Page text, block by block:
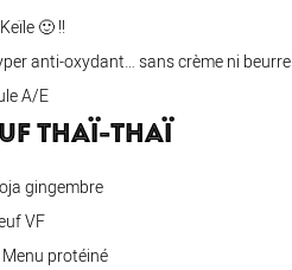
🙂 !!
anti-oxydant… sans crème ni beurre
A/E
THAÏ-THAÏ
gingembre
VF
protéiné